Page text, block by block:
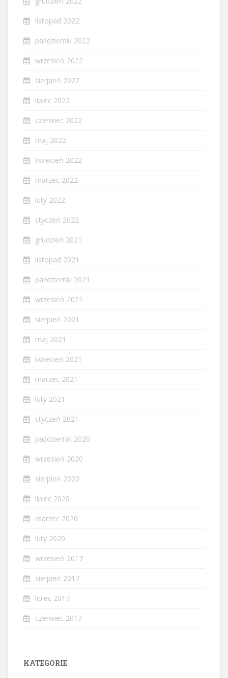
listopad 2022
październik 2022
wrzesień 2022
sierpień 2022
lipiec 2022
czerwiec 2022
maj 2022
kwiecień 2022
marzec 2022
luty 2022
styczeń 2022
grudzień 2021
listopad 2021
październik 2021
wrzesień 2021
sierpień 2021
maj 2021
kwiecień 2021
marzec 2021
luty 2021
styczeń 2021
październik 2020
wrzesień 2020
sierpień 2020
lipiec 2020
marzec 2020
luty 2020
wrzesień 2017
sierpień 2017
lipiec 2017
czerwiec 2017
KATEGORIE